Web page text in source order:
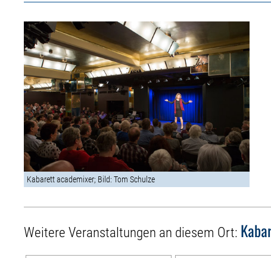
Kabarett academixer; Bild: Tom Schulze
Weitere Veranstaltungen an diesem Ort: